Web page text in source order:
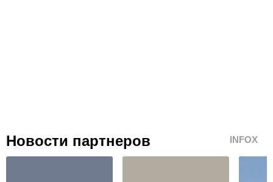
Новости партнеров INFOX